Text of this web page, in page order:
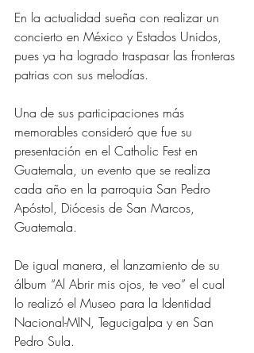
En la actualidad sueña con realizar un
concierto en México y Estados Unidos,
pues ya ha logrado traspasar las fronteras
patrias con sus melodías.
Una de sus participaciones más
memorables consideró que fue su
presentación en el Catholic Fest en
Guatemala, un evento que se realiza
cada año en la parroquia San Pedro
Apóstol, Diócesis de San Marcos,
Guatemala.
De igual manera, el lanzamiento de su
álbum “Al Abrir mis ojos, te veo” el cual
lo realizó el Museo para la Identidad
Nacional-MIN, Tegucigalpa y en San
Pedro Sula.